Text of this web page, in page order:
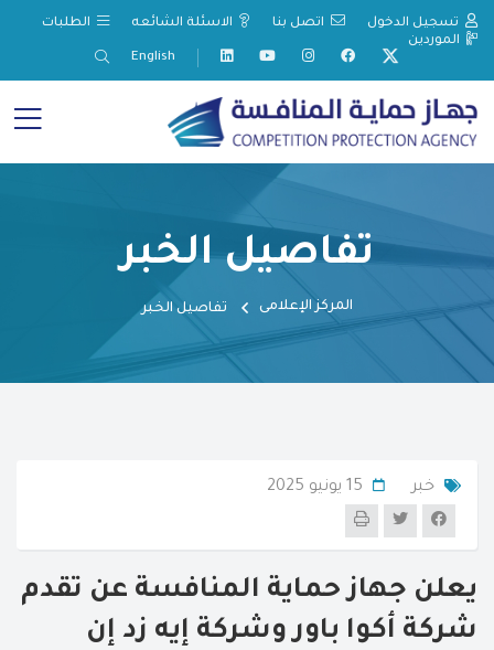
تسجيل الدخول اتصل بنا الاسئلة الشائعه
الطلبات
الموردين
English
تفاصيل الخبر
المركز الإعلامى تفاصيل الخبر
خبر
يعلن جهاز حماية المنافسة عن تقدم
شركة أكوا باور وشركة إيه زد إن